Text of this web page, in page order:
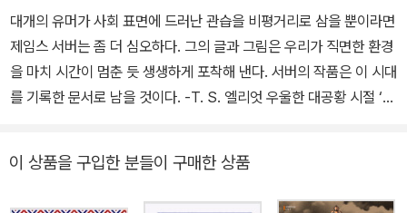
데콧상 수상작 《아주아주 많은 달》에 글을 썼다. 서버가 어릴 적 살았
던 집 ‘서버 하우스(Thurberhouse.org)’는 미국 국립 문화재로 지
정되어 비영리 문화 센터 및 박물관으로 운영되고 있다. 1997년 이
후 탁월한 유머를 구사하는 작가에게 그의 이름을 딴 ‘서버상’이 수여
대개의 유머가 사회 표면에 드러난 관습을 비평거리로 삼을 뿐이라면
제임스 서버는 좀 더 심오하다. 그의 글과 그림은 우리가 직면한 환경
을 마치 시간이 멈춘 듯 생생하게 포착해 낸다. 서버의 작품은 이 시대
를 기록한 문서로 남을 것이다. -T. S. 엘리엇 우울한 대공황 시절 ‘월
영화 <월터의 상상은 현실이 된다>의 원작자로 많은 우리나라 독자
들에게 기발한 상상력의 대가로 강렬하게 이름을 알린 제임스 서버의
이 상품을 구입한 분들이 구매한 상품